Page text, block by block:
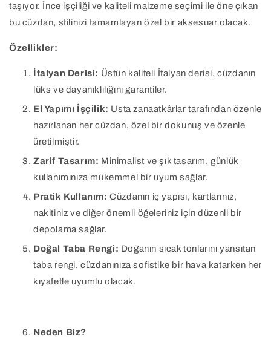
taşıyor. İnce işçiliği ve kaliteli malzeme seçimi ile öne çıkan
bu cüzdan, stilinizi tamamlayan özel bir aksesuar olacak.
Özellikler:
İtalyan Derisi: Üstün kaliteli İtalyan derisi, cüzdanın
lüks ve dayanıklılığını garantiler.
El Yapımı İşçilik: Usta zanaatkârlar tarafından özenle
hazırlanan her cüzdan, özel bir dokunuş ve özenle
üretilmiştir.
Zarif Tasarım: Minimalist ve şık tasarım, günlük
kullanımınıza mükemmel bir uyum sağlar.
Pratik Kullanım: Cüzdanın iç yapısı, kartlarınız,
nakitiniz ve diğer önemli öğeleriniz için düzenli bir
depolama sağlar.
Doğal Taba Rengi: Doğanın sıcak tonlarını yansıtan
taba rengi, cüzdanınıza sofistike bir hava katarken her
kıyafetle uyumlu olacak.
Neden Biz?